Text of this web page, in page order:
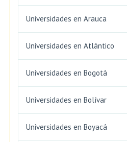
Universidades en Arauca
Universidades en Atlántico
Universidades en Bogotá
Universidades en Bolívar
Universidades en Boyacá